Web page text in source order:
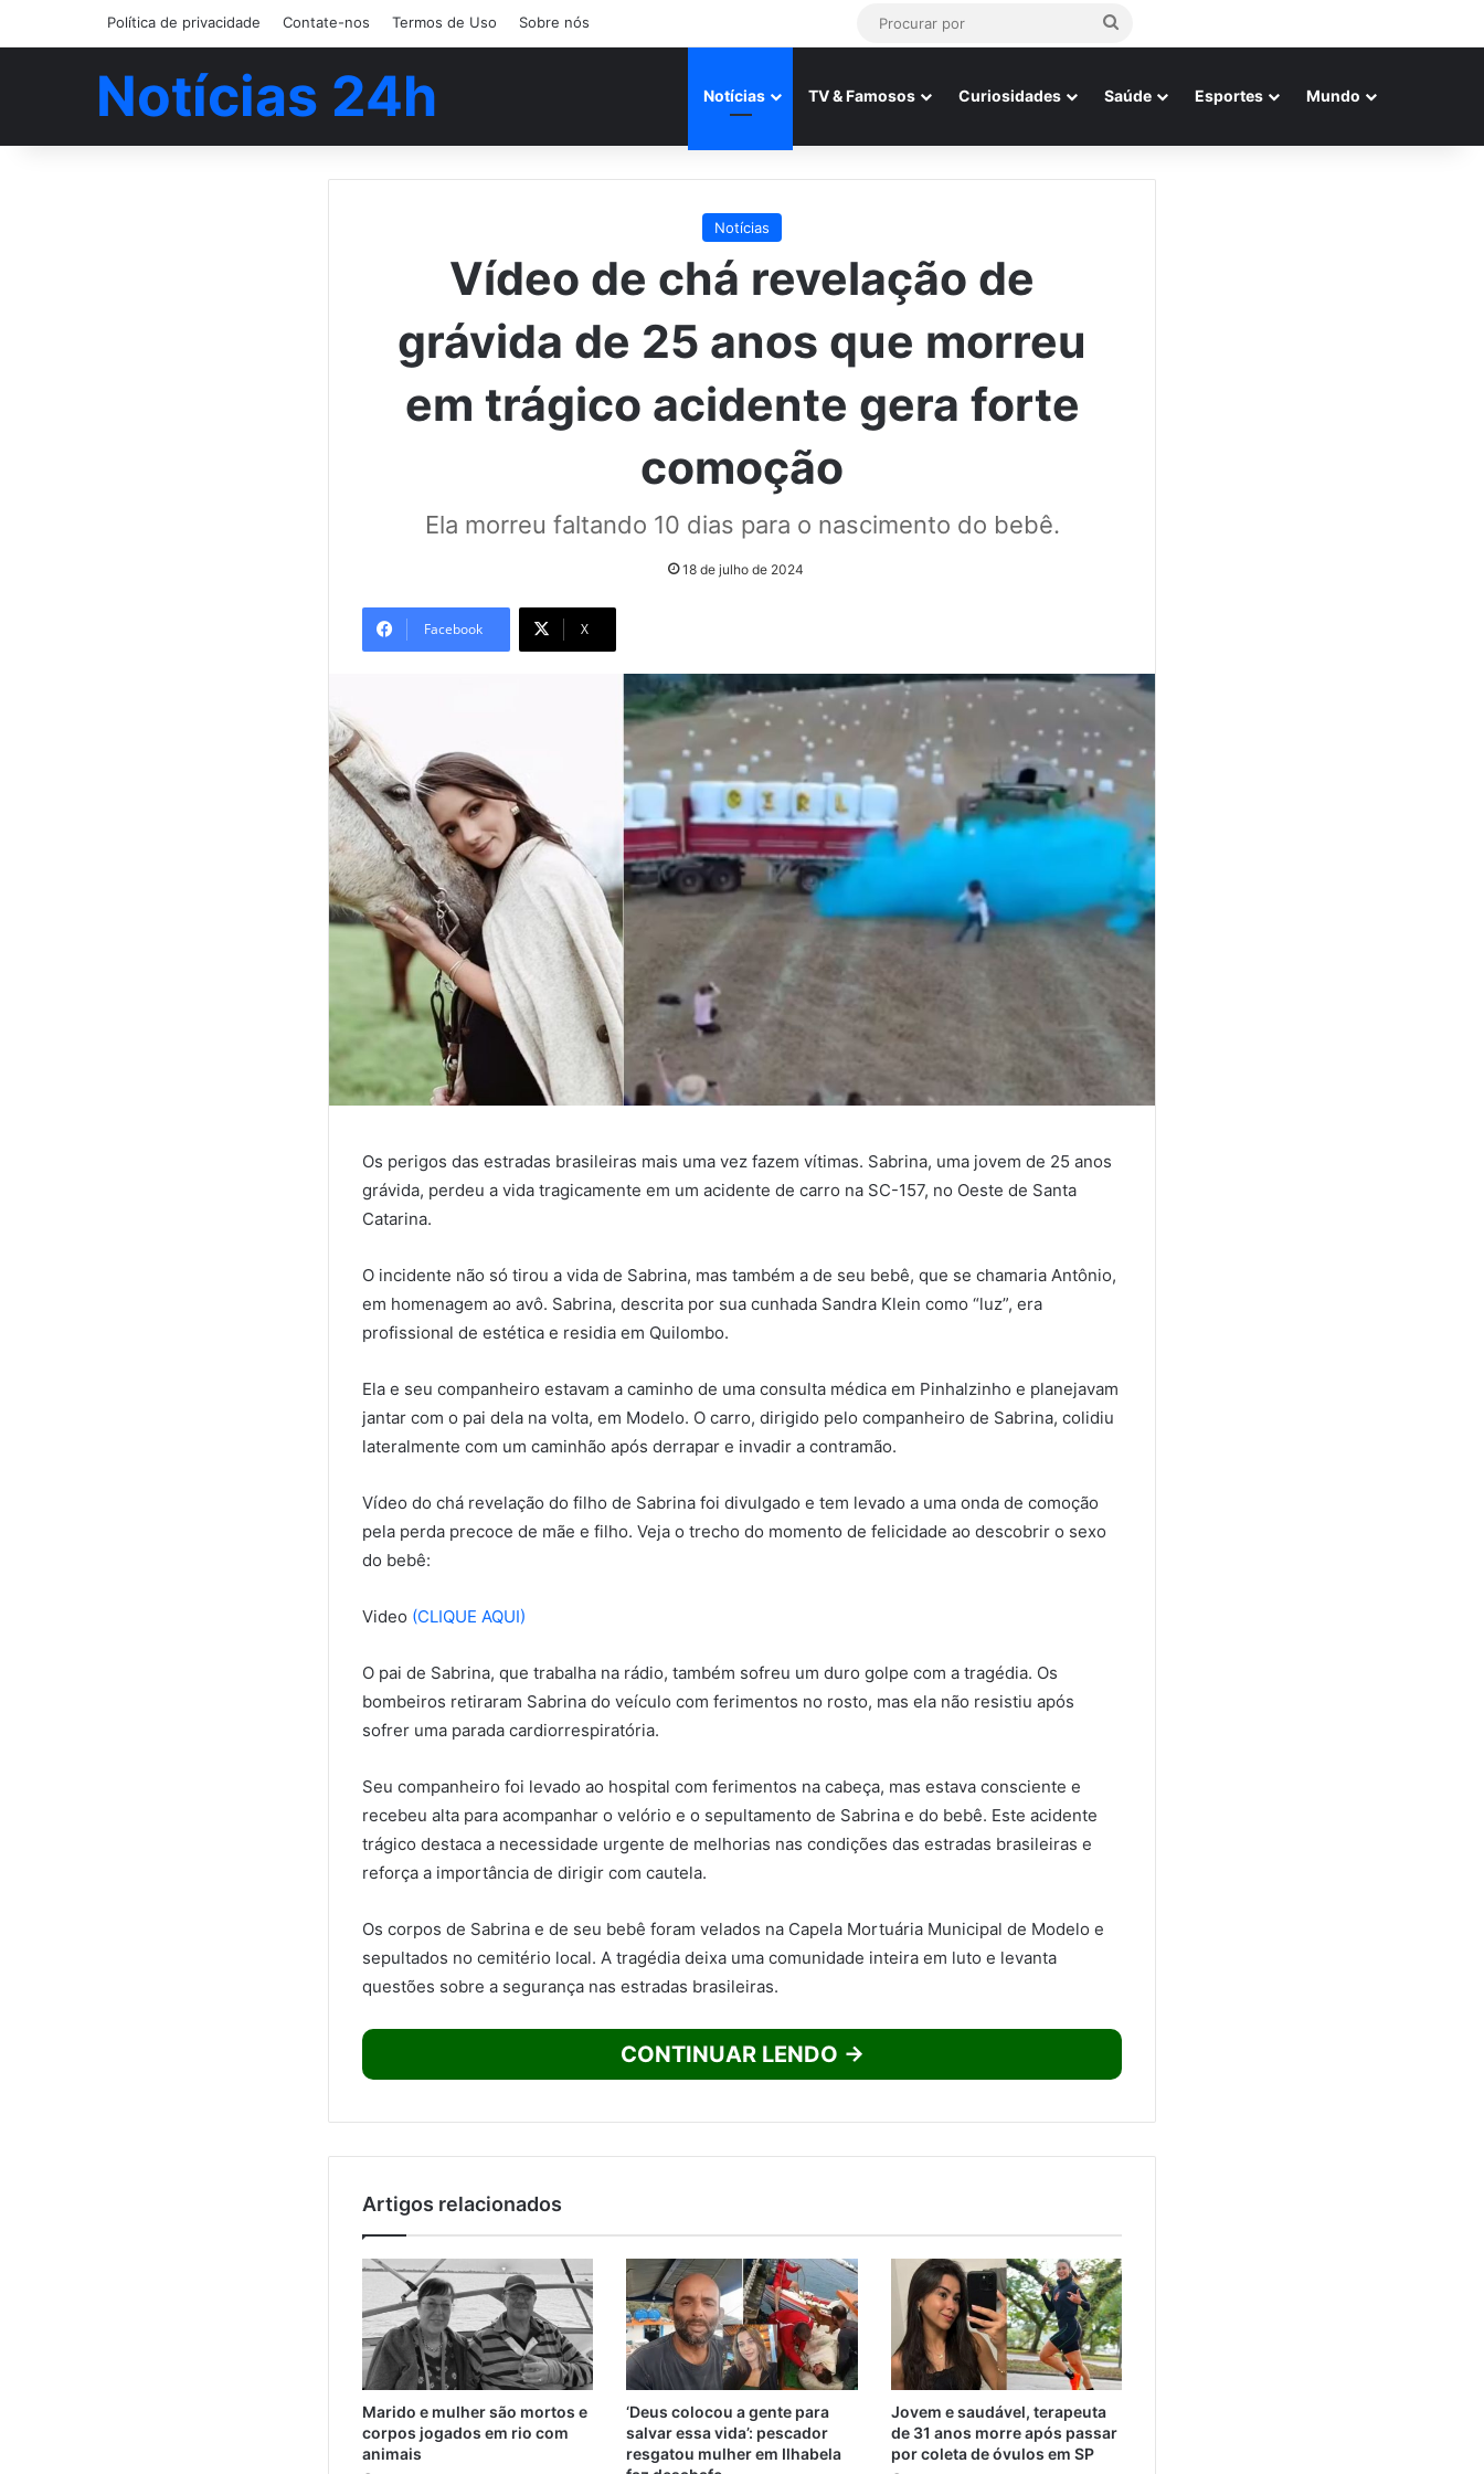
Política de privacidade Contate-nos Termos de Uso Sobre nós
Procurar
Notícias 24h Notícias TV & Famosos Curiosidades Saúde Esportes Mundo
Notícias
Vídeo de chá revelação de
grávida de 25 anos que morreu
em trágico acidente gera forte
comoção
Ela morreu faltando 10 dias para o nascimento do bebê.
18 de julho de 2024
Facebook X
Os perigos das estradas brasileiras mais uma vez fazem vítimas. Sabrina, uma jovem de 25 anos
grávida, perdeu a vida tragicamente em um acidente de carro na SC-157, no Oeste de Santa
Catarina.
O incidente não só tirou a vida de Sabrina, mas também a de seu bebê, que se chamaria Antônio,
em homenagem ao avô. Sabrina, descrita por sua cunhada Sandra Klein como “luz”, era
profissional de estética e residia em Quilombo.
Ela e seu companheiro estavam a caminho de uma consulta médica em Pinhalzinho e planejavam
jantar com o pai dela na volta, em Modelo. O carro, dirigido pelo companheiro de Sabrina, colidiu
lateralmente com um caminhão após derrapar e invadir a contramão.
Vídeo do chá revelação do filho de Sabrina foi divulgado e tem levado a uma onda de comoção
pela perda precoce de mãe e filho. Veja o trecho do momento de felicidade ao descobrir o sexo
do bebê:
Video (CLIQUE AQUI)
O pai de Sabrina, que trabalha na rádio, também sofreu um duro golpe com a tragédia. Os
bombeiros retiraram Sabrina do veículo com ferimentos no rosto, mas ela não resistiu após
sofrer uma parada cardiorrespiratória.
Seu companheiro foi levado ao hospital com ferimentos na cabeça, mas estava consciente e
recebeu alta para acompanhar o velório e o sepultamento de Sabrina e do bebê. Este acidente
trágico destaca a necessidade urgente de melhorias nas condições das estradas brasileiras e
reforça a importância de dirigir com cautela.
Os corpos de Sabrina e de seu bebê foram velados na Capela Mortuária Municipal de Modelo e
sepultados no cemitério local. A tragédia deixa uma comunidade inteira em luto e levanta
questões sobre a segurança nas estradas brasileiras.
CONTINUAR LENDO →
Artigos relacionados
Marido e mulher são mortos e
corpos jogados em rio com
animais
‘Deus colocou a gente para
salvar essa vida’: pescador
resgatou mulher em Ilhabela
Jovem e saudável, terapeuta
de 31 anos morre após passar
por coleta de óvulos em SP